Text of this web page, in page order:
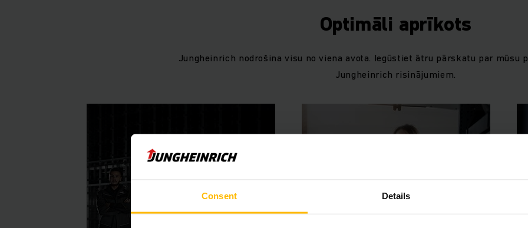
Consent Details
Optimāli aprīkots
Jungheinrich nodrošina visu no viena avota. Iegūstiet ātru pārskatu par mūsu
Jungheinrich risinājumiem.